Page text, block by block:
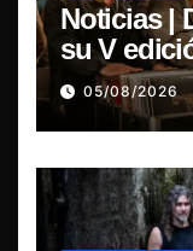
Noticias |
su V
regreso
05/08/2026